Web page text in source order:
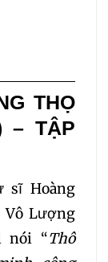
THỌ
– TẬP
sĩ Hoàng
Lượng
nói “Thô